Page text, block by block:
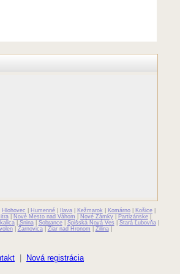
Hlohovec Humenné Ilava Kežmarok Komárno Košice
| Nové Mesto nad Váhom Nové Zámky| Partizánske|
| Snina| Sobrance| Spišská Nová Ves Stará Ľubovňa|
| Žarnovica| Žiar nad Hronom Žilina|
Nová registrácia